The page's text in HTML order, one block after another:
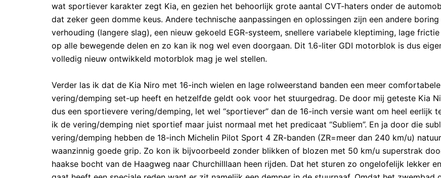
wat sportiever karakter zegt Kia, en gezien het behoorlijk grote aantal CVT-haters onder de
dat zeker geen domme keus. Andere technische aanpassingen en oplossingen zijn een andere
verhouding (langere slag), een nieuw gekoeld EGR-systeem, snellere variabele kleptiming, lage
op alle bewegende delen en zo kan ik nog wel even doorgaan. Dit 1.6-liter GDI motorblok is dus
volledig nieuw ontwikkeld motorblok mag je wel stellen.
Verder las ik dat de Kia Niro met 16-inch wielen en lage rolweerstand banden een meer comfortabele
vering/demping set-up heeft en hetzelfde geldt ook voor het stuurgedrag. De door mij geteste Kia
dus een sportievere vering/demping, let wel “sportiever” dan de 16-inch versie want om heel eerlijk
ik de vering/demping niet sportief maar juist normaal met het predicaat “Subliem”. En ja door die
vering/demping hebben de 18-inch Michelin Pilot Sport 4 ZR-banden (ZR=meer dan 240 km/u)
waanzinnig goede grip. Zo kon ik bijvoorbeeld zonder blikken of blozen met 50 km/u superstrak
haakse bocht van de Haagweg naar Churchilllaan heen rijden. Dat het sturen zo ongelofelijk lekker